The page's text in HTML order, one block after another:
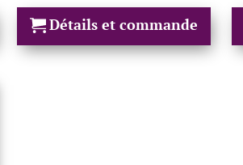
Détails et commande